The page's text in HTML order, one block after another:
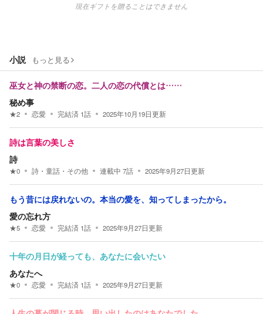
現在ギフトを贈ることはできません
小説 もっと見る
巫女と神の禁断の恋。二人の恋の代償とは……
秘め事
★2 恋愛 完結済 1話 2025年10月19日更新
詩は言葉の美しさ
詩
★0 詩・童話・その他 連載中 7話 2025年9月27日更新
もう昔には戻れないの。本当の愛を、知ってしまったから。
愛の忘れ方
★5 恋愛 完結済 1話 2025年9月27日更新
十年の月日が経っても、あなたに会いたい
あなたへ
★0 恋愛 完結済 1話 2025年9月27日更新